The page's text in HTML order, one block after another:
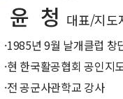
윤 청 대표/지도
·1985년 9월 날개클럽 창
·현 한국활공협회 공인지
·전 공군사관학교 강사